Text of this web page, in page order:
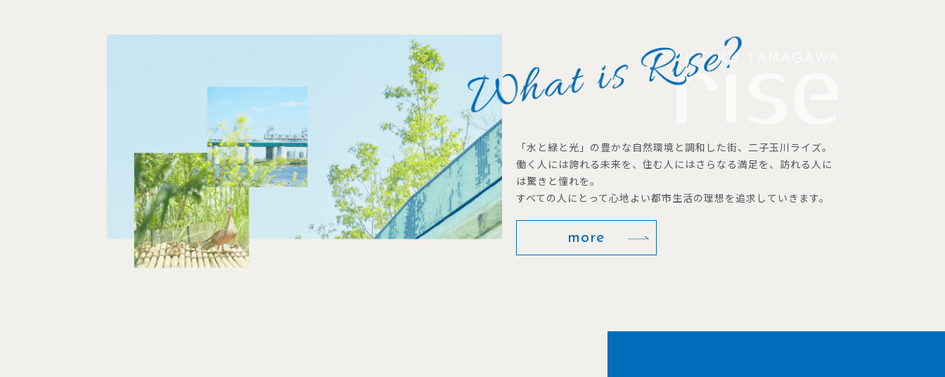
「水と緑と光」の豊かな自然環境と調和した街、二子玉川ライズ。
働く人には誇れる未来を、住む人にはさらなる満足を、訪れる人に
は驚きと憧れを。
すべての人にとって心地よい都市生活の理想を追求していきます。
more